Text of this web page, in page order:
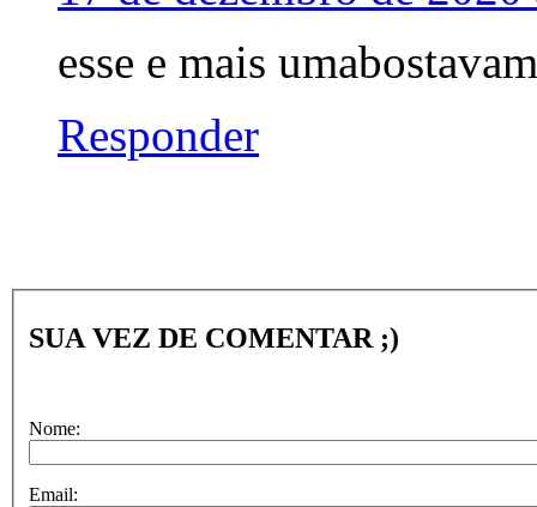
esse e mais
Responder
SUA VEZ DE COMENTAR ;)
Nome:
Email: